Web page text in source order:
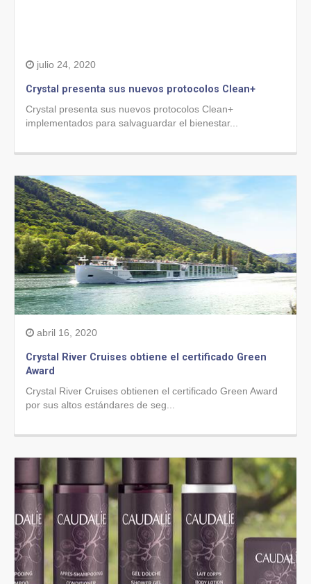
julio 24, 2020
Crystal presenta sus nuevos protocolos Clean+
Crystal presenta sus nuevos protocolos Clean+
implementados para salvaguardar el bienestar...
abril 16, 2020
Crystal River Cruises obtiene el certificado Green
Award
Crystal River Cruises obtienen el certificado Green Award
por sus altos estándares de seg...